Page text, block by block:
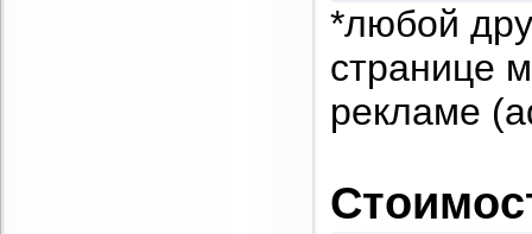
*любой
странице
рекламе